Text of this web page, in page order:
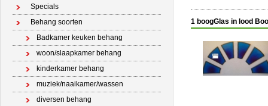
Specials
Behang soorten
Badkamer keuken behang
woon/slaapkamer behang
kinderkamer behang
muziek/naaikamer/wassen
diversen behang
1 boogGlas in lood